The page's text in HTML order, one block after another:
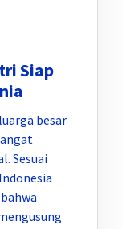
Siap
besar
Sesuai